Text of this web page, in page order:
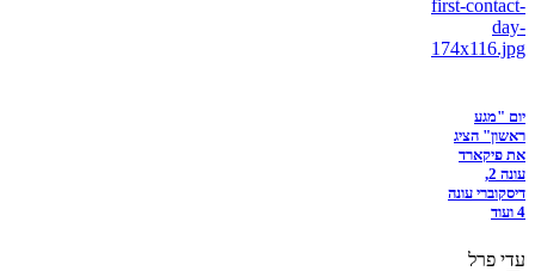
יום "מגע
ראשון" הציג
את פיקארד
עונה 2,
דיסקוברי עונה
4 ועוד
עדי פרל